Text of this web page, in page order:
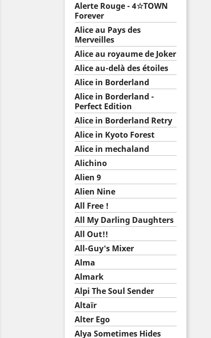
Alerte Rouge - 4☆TOWN
Forever
Alice au Pays des
Merveilles
Alice au royaume de Joker
Alice au-delà des étoiles
Alice in Borderland
Alice in Borderland -
Perfect Edition
Alice in Borderland Retry
Alice in Kyoto Forest
Alice in mechaland
Alichino
Alien 9
Alien Nine
All Free !
All My Darling Daughters
All Out!!
All-Guy's Mixer
Alma
Almark
Alpi The Soul Sender
Altaïr
Alter Ego
Alya Sometimes Hides